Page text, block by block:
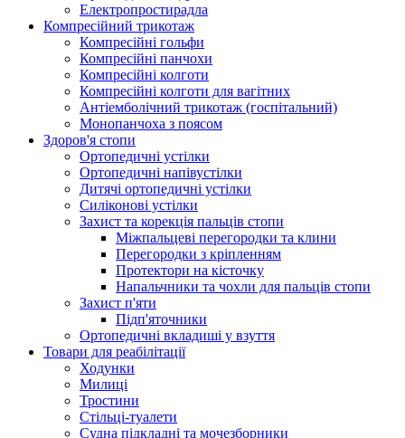
Електропростирадла
Компресійний трикотаж
Компресійні гольфи
Компресійні панчохи
Компресійні колготи
Компресійні колготи для вагітних
Антіемболічний трикотаж (госпітальний)
Монопанчоха з поясом
Здоров'я стопи
Ортопедичні устілки
Ортопедичні напівустілки
Дитячі ортопедичні устілки
Силіконові устілки
Захист та корекція пальців стопи
Міжпальцеві перегородки та клини
Перегородки з кріпленням
Протектори на кісточку
Напальчники та чохли для пальців стопи
Захист п'яти
Підп'яточники
Ортопедичні вкладиші у взуття
Товари для реабілітації
Ходунки
Милиці
Тростини
Стільці-туалети
Судна підкладні та мочезборники